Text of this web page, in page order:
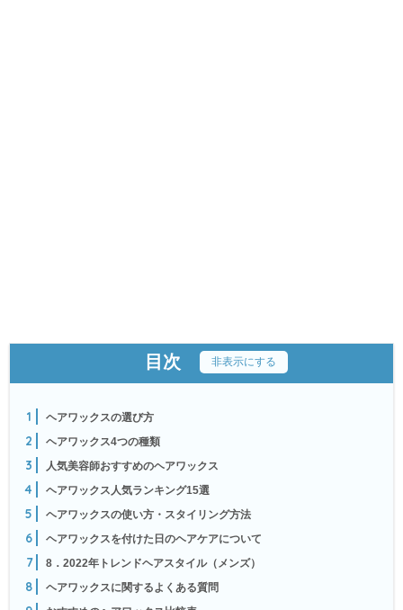
目次 非表示にする
1 ヘアワックスの選び方
2 ヘアワックス4つの種類
3 人気美容師おすすめのヘアワックス
4 ヘアワックス人気ランキング15選
5 ヘアワックスの使い方・スタイリング方法
6 ヘアワックスを付けた日のヘアケアについて
7 8．2022年トレンドヘアスタイル（メンズ）
8 ヘアワックスに関するよくある質問